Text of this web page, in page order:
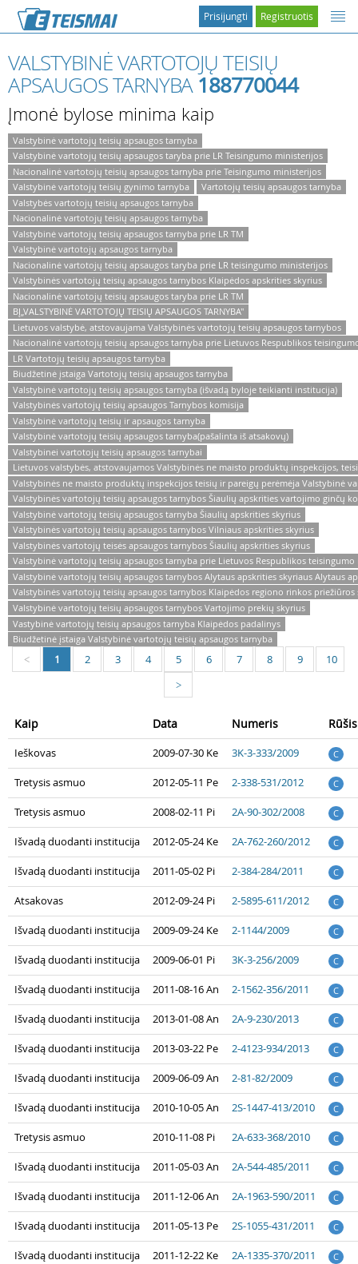
Registruotis
Prisijungti
VALSTYBINĖ VARTOTOJŲ TEISIŲ
APSAUGOS TARNYBA 188770044
Įmonė bylose minima kaip
Valstybinė vartotojų teisių apsaugos tarnyba
Valstybinė vartotojų teisių apsaugos taryba prie LR Teisingumo ministerijos
Nacionalinė vartotojų teisių apsaugos tarnyba prie Teisingumo ministerijos
Valstybinė vartotojų teisių gynimo tarnyba
Vartotojų teisių apsaugos tarnyba
Valstybės vartotojų teisių apsaugos tarnyba
Nacionalinė vartotojų teisių apsaugos tarnyba
Valstybinė vartotojų teisių apsaugos tarnyba prie LR TM
Valstybinė vartotojų apsaugos tarnyba
Nacionalinė vartotojų teisių apsaugos taryba prie LR teisingumo ministerijos
Valstybinės vartotojų teisių apsaugos tarnybos Klaipėdos apskrities skyrius
Nacionalinė vartotojų teisių apsaugos taryba prie LR TM
BĮ„VALSTYBINĖ VARTOTOJŲ TEISIŲ APSAUGOS TARNYBA''
Lietuvos valstybė, atstovaujama Valstybinės vartotojų teisių apsaugos tarnybos
Nacionalinė vartotojų teisių apsaugos tarnyba prie Lietuvos Respublikos
LR Vartotojų teisių apsaugos tarnyba
Biudžetinė įstaiga Vartotojų teisių apsaugos tarnyba
Valstybinė vartotojų teisių apsaugos tarnyba (išvadą byloje teikianti institucija)
Valstybinės vartotojų teisių apsaugos Tarnybos komisija
Valstybinė vartotojų teisių ir apsaugos tarnyba
Valstybinė vartotojų teisių apsaugos tarnyba(pašalinta iš atsakovų)
Valstybinei vartotojų teisių apsaugos tarnybai
Lietuvos valstybės, atstovaujamos Valstybinės ne maisto produktų inspekcijos,
Valstybinės ne maisto produktų inspekcijos teisių ir pareigų perėmėja Valstybinė
Valstybinės vartotojų teisių apsaugos tarnybos Šiaulių apskrities vartojimo ginčų
Valstybinė vartotojų teisių apsaugos tarnyba Šiaulių apskrities skyrius
Valstybinės vartotojų teisių apsaugos tarnybos Vilniaus apskrities skyrius
Valstybinės vartotojų teisės apsaugos tarnybos Šiaulių apskrities skyrius
Valstybinė vartotojų teisių apsaugos tarnyba prie Lietuvos Respublikos
Valstybinė vartotojų teisių apsaugos tarnybos Alytaus apskrities skyriaus Alytaus
Valstybinės vartotojų teisių apsaugos tarnybos Klaipėdos regiono rinkos priežiūros
Valstybinė vartotojų teisių apsaugos tarnybos Vartojimo prekių skyrius
Vastybinė vartotojų teisių apsaugos tarnyba Klaipėdos padalinys
Biudžetinė įstaiga Valstybinė vartotojų teisių apsaugos tarnyba
< 1 2 3 4 5 6 7 8 9 10
>
Kaip Data Numeris Rūšis
Ieškovas 2009-07-30 Ke 3K-3-333/2009 C
Tretysis asmuo 2012-05-11 Pe 2-338-531/2012 C
Tretysis asmuo 2008-02-11 Pi 2A-90-302/2008 C
Išvadą duodanti institucija 2012-05-24 Ke 2A-762-260/2012 C
Išvadą duodanti institucija 2011-05-02 Pi 2-384-284/2011 C
Atsakovas 2012-09-24 Pi 2-5895-611/2012 C
Išvadą duodanti institucija 2009-09-24 Ke 2-1144/2009 C
Išvadą duodanti institucija 2009-06-01 Pi 3K-3-256/2009 C
Išvadą duodanti institucija 2011-08-16 An 2-1562-356/2011 C
Išvadą duodanti institucija 2013-01-08 An 2A-9-230/2013 C
Išvadą duodanti institucija 2013-03-22 Pe 2-4123-934/2013 C
Išvadą duodanti institucija 2009-06-09 An 2-81-82/2009 C
Išvadą duodanti institucija 2010-10-05 An 2S-1447-413/2010 C
Tretysis asmuo 2010-11-08 Pi 2A-633-368/2010 C
Išvadą duodanti institucija 2011-05-03 An 2A-544-485/2011 C
Išvadą duodanti institucija 2011-12-06 An 2A-1963-590/2011 C
Išvadą duodanti institucija 2011-05-13 Pe 2S-1055-431/2011 C
Išvadą duodanti institucija 2011-12-22 Ke 2A-1335-370/2011 C